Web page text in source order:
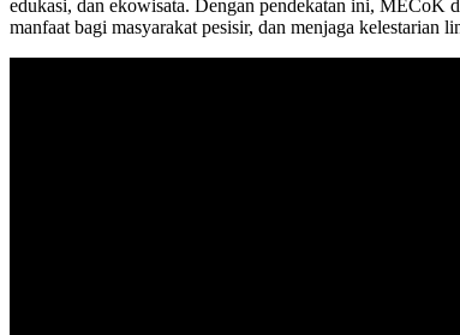
edukasi, dan ekowisata. Dengan pendekatan ini, MECoK
manfaat bagi masyarakat pesisir, dan menjaga kelestarian